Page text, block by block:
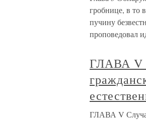
гробнице, в то
пучину
проповедовал
ГЛАВА V
ГЛАВА V